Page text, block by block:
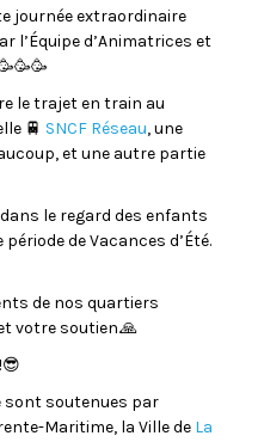
journée extraordinaire
l’Équipe d’Animatrices et
le trajet en train au
🚆 SNCF Réseau, une
et une autre partie
le regard des enfants
de Vacances d’Été.
de nos quartiers
votre soutien.🙏
sont soutenues par
Maritime, la Ville de La